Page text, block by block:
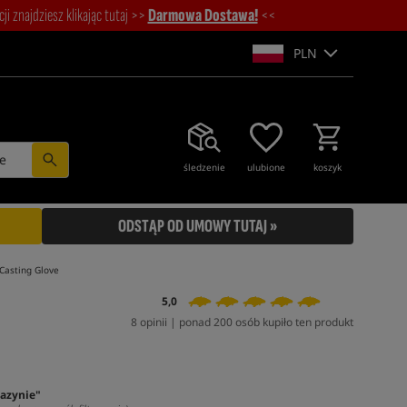
znajdziesz klikając tutaj >>Darmowa Dostawa! <<
PLN
śledzenie ulubione koszyk
ODSTĄP OD UMOWY TUTAJ »
Glove
5,0
8 opinii | ponad 200 osób kupiło ten produkt